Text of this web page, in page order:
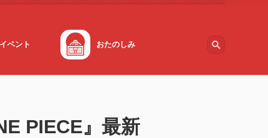
ベント おたのしみ
PIECE』最新